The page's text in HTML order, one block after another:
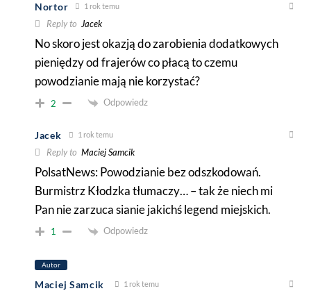
Nortor 1 rok temu
Reply to Jacek
No skoro jest okazją do zarobienia dodatkowych
pieniędzy od frajerów co płacą to czemu
powodzianie mają nie korzystać?
2 Odpowiedz
Jacek 1 rok temu
Reply to Maciej Samcik
PolsatNews: Powodzianie bez odszkodowań.
Burmistrz Kłodzka tłumaczy… – tak że niech mi
Pan nie zarzuca sianie jakichś legend miejskich.
1 Odpowiedz
Autor
Maciej Samcik 1 rok temu